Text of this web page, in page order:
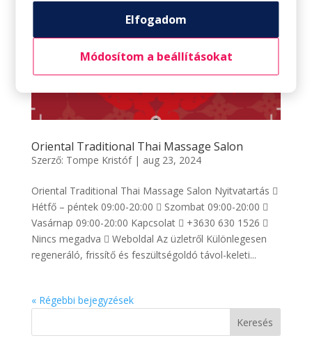
Oriental Traditional Thai Massage Salon
Szerző: Tompe Kristóf| aug 23, 2024
Oriental Traditional Thai Massage Salon Nyitvatartás 
Hétfő – péntek 09:00-20:00  Szombat 09:00-20:00 
Vasárnap 09:00-20:00 Kapcsolat  +3630 630 1526 
Nincs megadva  Weboldal Az üzletről Különlegesen
regeneráló, frissítő és feszültségoldó távol-keleti...
« Régebbi bejegyzések
Elfogadom
Módosítom a beállításokat